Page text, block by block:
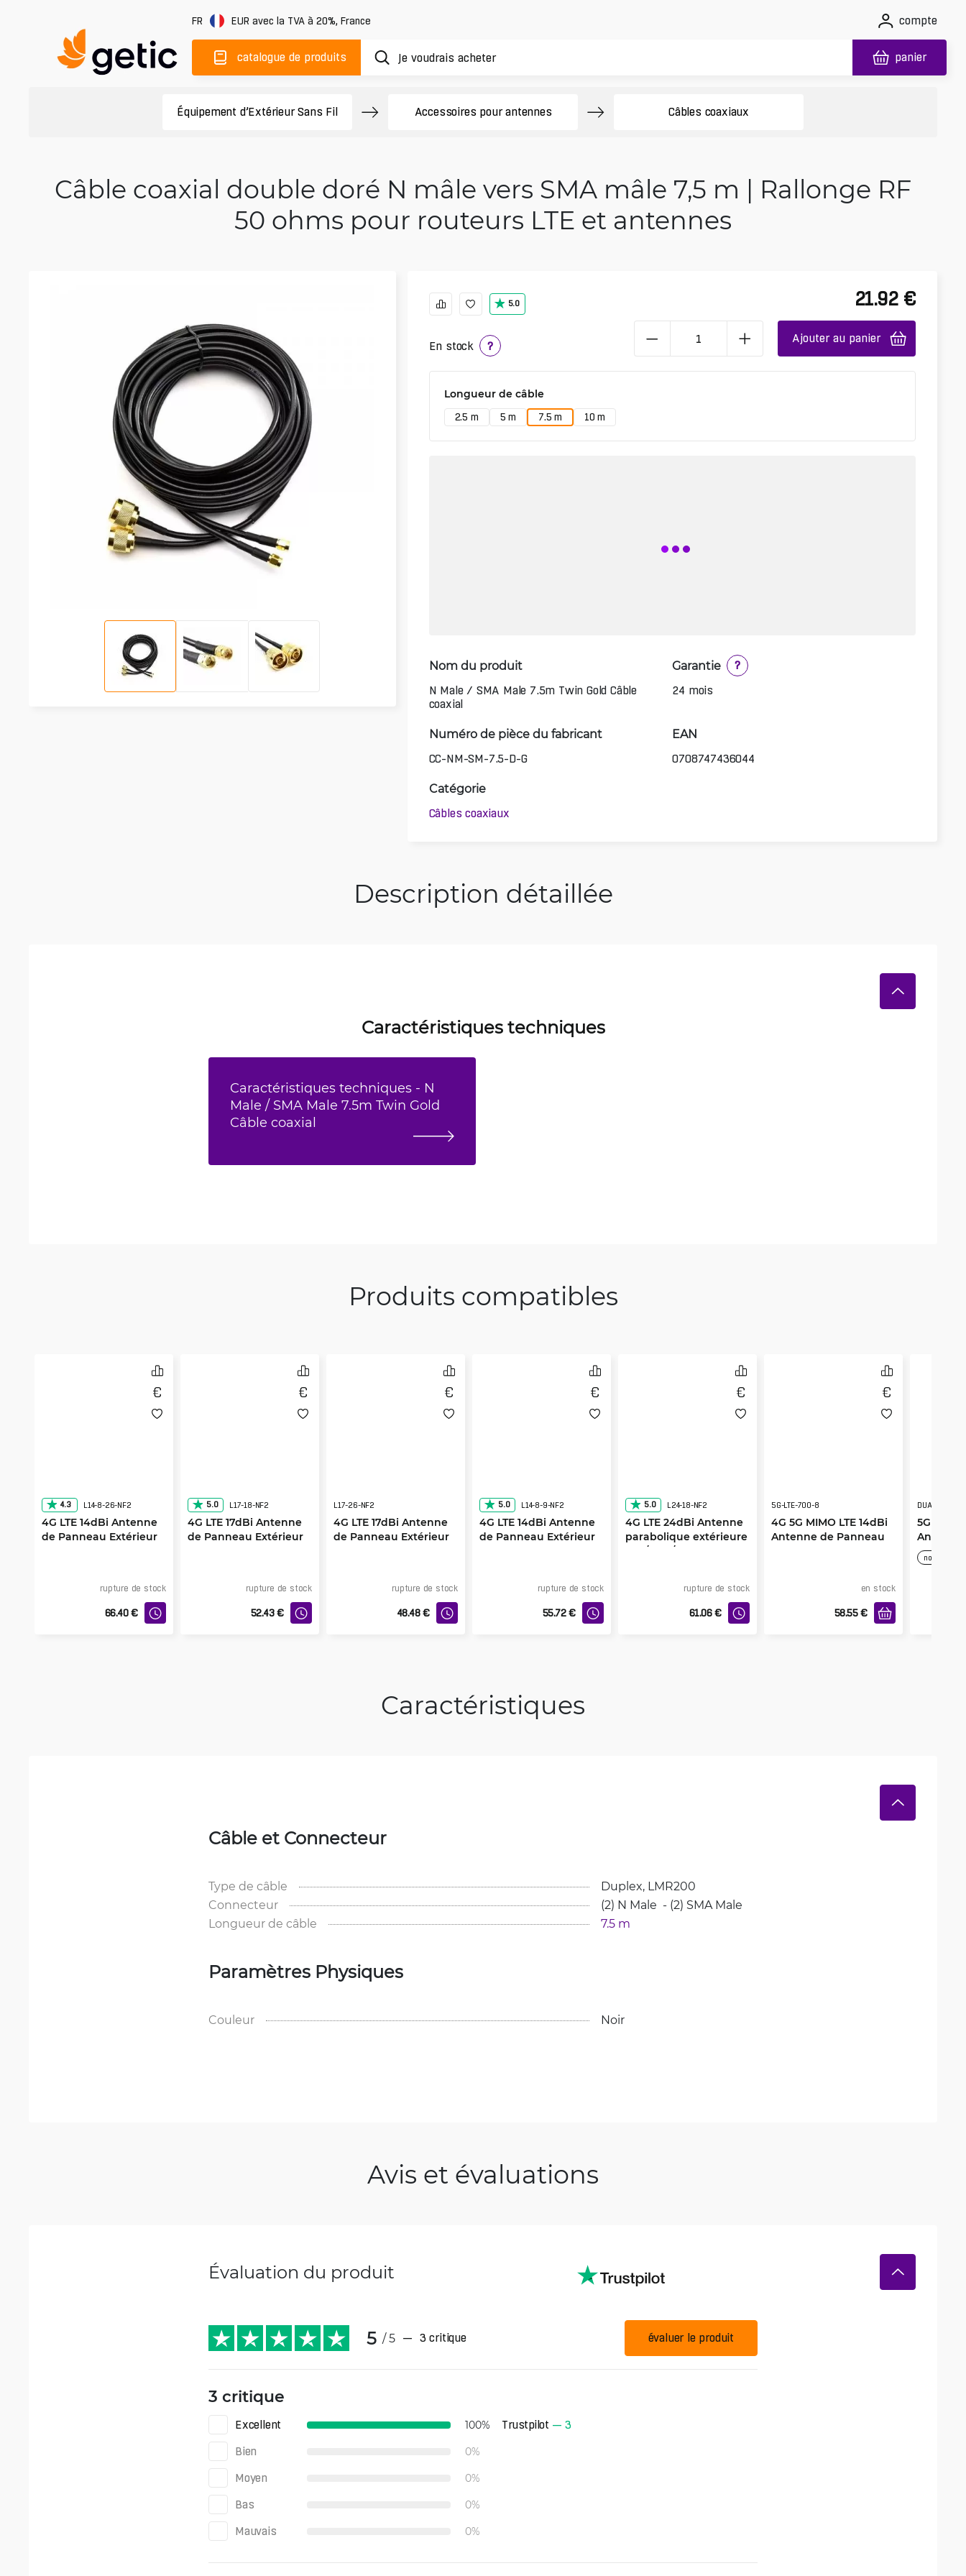
FR EUR avec la TVA à 20%, France compte
catalogue de produits panier
Équipement d’Extérieur Sans Fil Accessoires pour antennes Câbles coaxiaux
Câble coaxial double doré N mâle vers SMA mâle 7,5 m | Rallonge RF
50 ohms pour routeurs LTE et antennes
5.0
En stock ?
21.92 €
Ajouter au panier
Longueur de câble
2.5 m 5 m 7.5 m 10 m
Nom du produit
N Male / SMA Male 7.5m Twin Gold Câble
coaxial
Garantie
?
24 mois
Numéro de pièce du fabricant
CC-NM-SM-7.5-D-G
EAN
0708747436044
Catégorie
Câbles coaxiaux
Description détaillée
Caractéristiques techniques
Caractéristiques techniques - N
Male / SMA Male 7.5m Twin Gold
Câble coaxial
Produits compatibles
4.3 L14-8-26-NF2
4G LTE 14dBi Antenne
de Panneau Extérieur
rupture de stock
66.40 €
5.0 L17-18-NF2
4G LTE 17dBi Antenne
de Panneau Extérieur
rupture de stock
52.43 €
L17-26-NF2
4G LTE 17dBi Antenne
de Panneau Extérieur
rupture de stock
48.48 €
5.0 L14-8-9-NF2
4G LTE 14dBi Antenne
de Panneau Extérieur
rupture de stock
55.72 €
5.0 L24-18-NF2
4G LTE 24dBi Antenne
parabolique extérieure
900/1800/2100MHz
rupture de stock
61.06 €
5G-LTE-700-8
4G 5G MIMO LTE 14dBi
Antenne de Panneau
en stock
58.55 €
DUAL-LTE
5G MIMO LTE
Antenne
nouveau
Caractéristiques
Câble et Connecteur
Type de câble Duplex, LMR200
Connecteur
(2) N Male  - (2) SMA Male
Longueur de câble
7.5 m
Paramètres Physiques
Couleur Noir
Avis et évaluations
Évaluation du produit
5 / 5 — 3 critique évaluer le produit
3 critique
Excellent 100% Trustpilot — 3
Bien
0%
Moyen
0%
Bas
0%
Mauvais
0%